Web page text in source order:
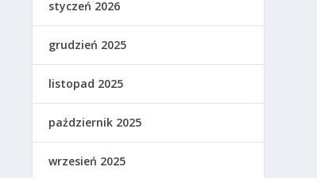
styczeń 2026
grudzień 2025
listopad 2025
październik 2025
wrzesień 2025